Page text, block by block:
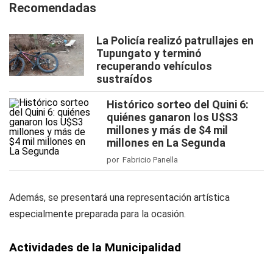
Recomendadas
La Policía realizó patrullajes en
Tupungato y terminó
recuperando vehículos
sustraídos
Histórico sorteo del Quini 6:
quiénes ganaron los U$S3
millones y más de $4 mil
millones en La Segunda
por Fabricio Panella
Además, se presentará una representación artística
especialmente preparada para la ocasión.
Actividades de la Municipalidad